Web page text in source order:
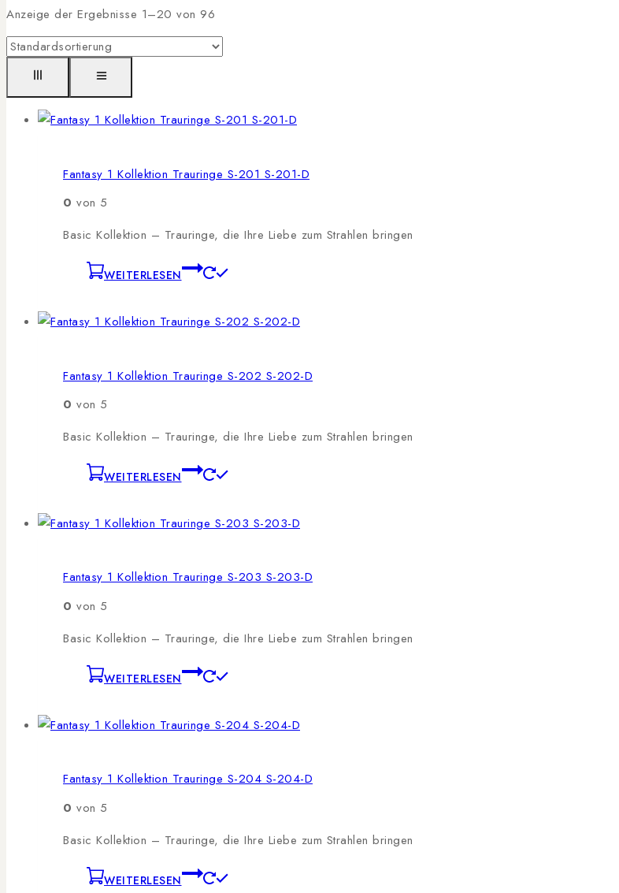
Anzeige der Ergebnisse 1–20 von 96
Fantasy 1 Kollektion Trauringe S-201 S-201-D
0 von 5
Basic Kollektion – Trauringe, die Ihre Liebe zum Strahlen bringen
WEITERLESEN
Fantasy 1 Kollektion Trauringe S-202 S-202-D
0 von 5
Basic Kollektion – Trauringe, die Ihre Liebe zum Strahlen bringen
WEITERLESEN
Fantasy 1 Kollektion Trauringe S-203 S-203-D
0 von 5
Basic Kollektion – Trauringe, die Ihre Liebe zum Strahlen bringen
WEITERLESEN
Fantasy 1 Kollektion Trauringe S-204 S-204-D
0 von 5
Basic Kollektion – Trauringe, die Ihre Liebe zum Strahlen bringen
WEITERLESEN